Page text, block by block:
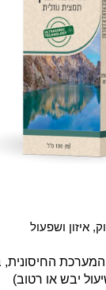
איזון ושפעול
המערכת
יבש או רטוב)